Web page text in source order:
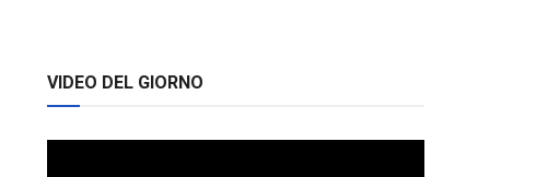
VIDEO DEL GIORNO